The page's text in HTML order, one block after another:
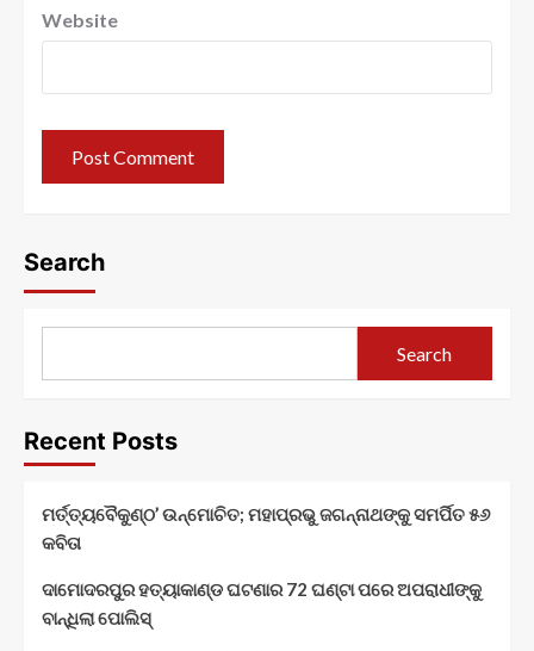
Website
Search
Search
Recent Posts
ମର୍ତ୍ତ୍ୟବୈକୁଣ୍ଠ’ ଉନ୍ମୋଚିତ; ମହାପ୍ରଭୁ ଜଗନ୍ନାଥଙ୍କୁ ସମର୍ପିତ ୫୬
କବିତା
ଦାମୋଦରପୁର ହତ୍ୟାକାଣ୍ଡ ଘଟଣାର 72 ଘଣ୍ଟା ପରେ ଅପରାଧୀଙ୍କୁ
ବାନ୍ଧିଲା ପୋଲିସ୍